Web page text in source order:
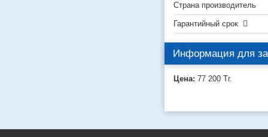
Страна производитель
Гарантийный срок
Информация для
Цена: 77 200 Тг.